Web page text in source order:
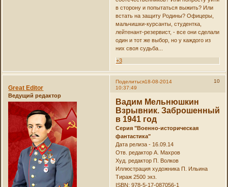
в сторону и попытаться выжить? Или
встать на защиту Родины? Офицеры,
мальчишки-курсанты, студентка,
лейтенант-резервист, - все они сделали
один и тот же выбор, но у каждого из
них своя судьба...
+3
Поделиться 10
18-08-2014
10:37:49
Great Editor
Ведущий редактор
Вадим Мельнюшкин
Взрывник. Заброшенный
в 1941 год
Серия "Военно-историческая
фантастика"
Дата релиза - 16.09.14
Отв. редактор А. Махров
Худ. редактор П. Волков
Иллюстрация художника П. Ильина
Тираж 2500 экз.
ISBN: 978-5-17-087056-1